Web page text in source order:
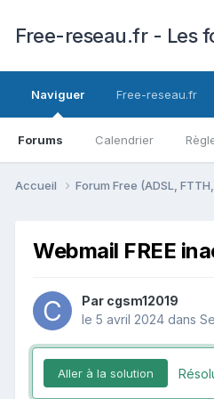
Free-reseau.fr - Les
Naviguer
Forums Calendrier
Free-reseau.fr
Accueil Forum Free (ADSL,
Webmail FREE
Par cgsm12019
le 5 avril 2024 dans
Aller à la solution